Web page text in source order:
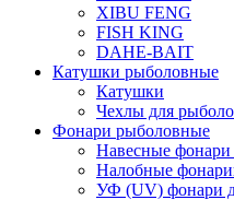
XIBU FENG
FISH KING
DAHE-BAIT
Катушки рыболовные
Катушки
Чехлы для
Фонари рыболовные
Навесные фонари
Налобные
УФ (UV) фонари